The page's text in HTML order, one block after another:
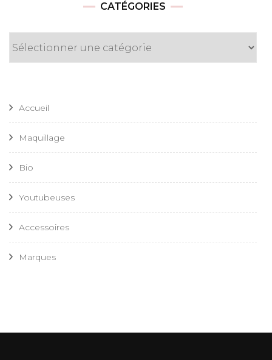
CATÉGORIES
Accueil
Maquillage
Bio
Youtubeuses
Accessoires
Marques